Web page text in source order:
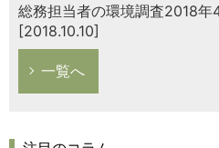
総務担当者の環境調査2018年
[2018.10.10]
一覧へ